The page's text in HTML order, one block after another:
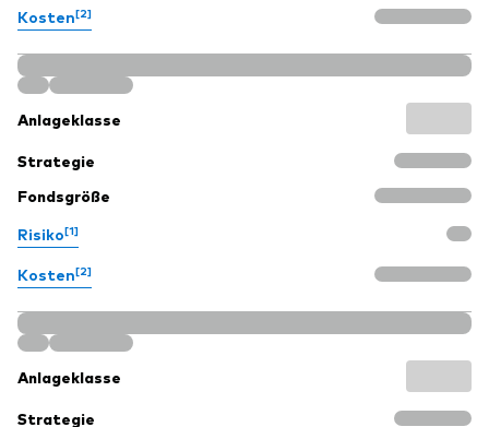
Kosten[2]
Anlageklasse
Strategie
Fondsgröße
Risiko[1]
Kosten[2]
Anlageklasse
Strategie